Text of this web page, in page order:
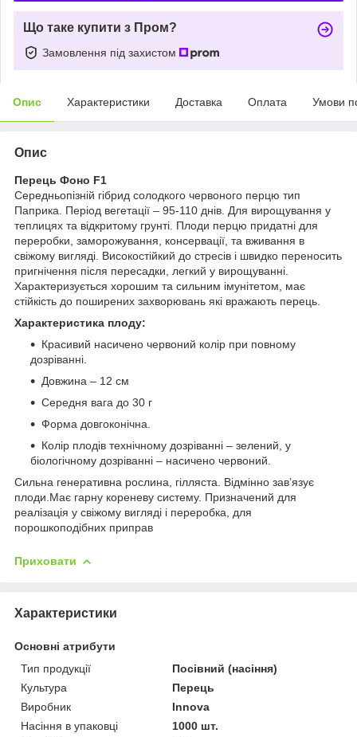
Що таке купити з Пром?
Замовлення під захистом
Опис Характеристики Доставка Оплата Умови
Опис
Перець Фоно F1
Середньопізній гібрид солодкого червоного перцю тип
Паприка. Період вегетації – 95-110 днів. Для вирощування у
теплицях та відкритому грунті. Плоди перцю придатні для
переробки, заморожування, консервації, та вживання в
свіжому вигляді. Високостійкий до стресів і швидко переносить
пригнічення після пересадки, легкий у вирощуванні.
Характеризується хорошим та сильним імунітетом, має
стійкість до поширених захворювань які вражають перець.
Характеристика плоду:
Красивий насичено червоний колір при повному
дозріванні.
Довжина – 12 см
Середня вага до 30 г
Форма довгоконічна.
Колір плодів технічному дозріванні – зелений, у
біологічному дозріванні – насичено червоний.
Сильна генеративна рослина, гілляста. Відмінно зав’язує
плоди.Має гарну кореневу систему. Призначений для
реалізація у свіжому вигляді і переробка, для
порошкоподібних приправ
Приховати
Характеристики
Основні атрибути
Тип продукції
Посівний (насіння)
Культура
Перець
Виробник
Innova
Насіння в упаковці
1000 шт.